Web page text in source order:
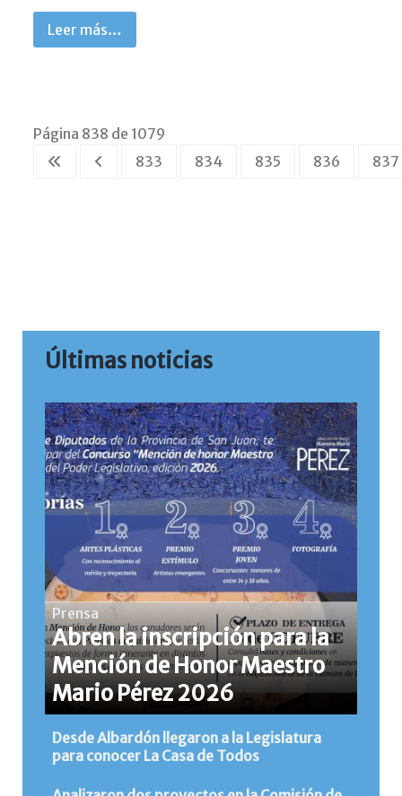
Leer más…
Página 838 de 1079
833
834 835 836 837
Últimas noticias
Prensa
Abren la inscripción para la
Mención de Honor Maestro
Mario Pérez 2026
Desde Albardón llegaron a la Legislatura
para conocer La Casa de Todos